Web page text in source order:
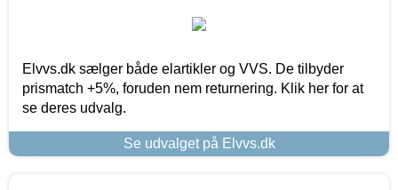
Elvvs.dk sælger både elartikler og VVS. De tilbyder
prismatch +5%, foruden nem returnering. Klik her for at
se deres udvalg.
Se udvalget på Elvvs.dk